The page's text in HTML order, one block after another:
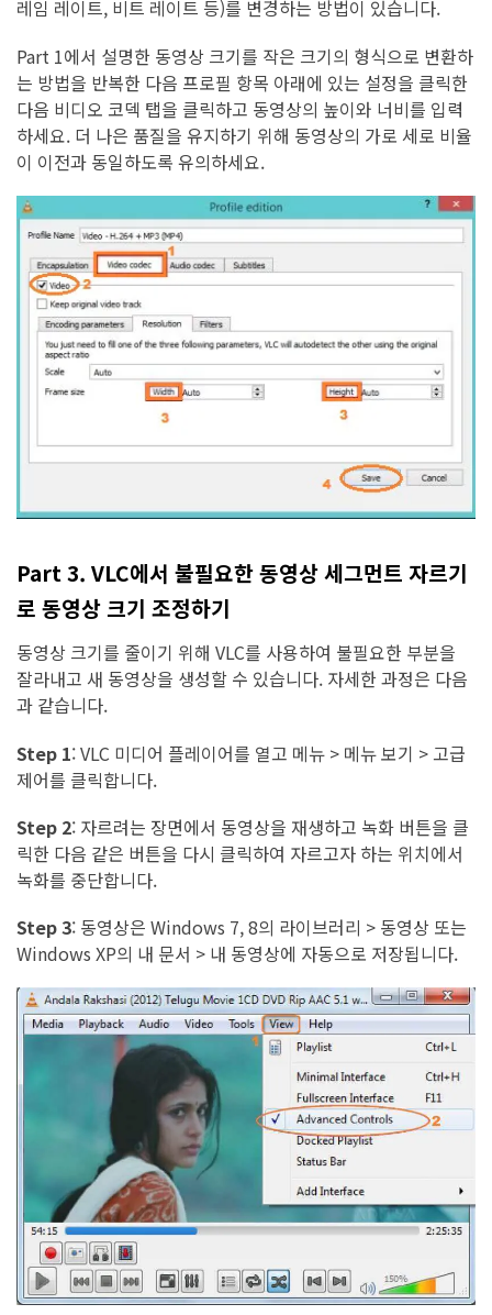
레임 레이트, 비트 레이트 등)를 변경하는 방법이 있습니다.
Part 1에서 설명한 동영상 크기를 작은 크기의 형식으로 변환하
는 방법을 반복한 다음 프로필 항목 아래에 있는 설정을 클릭한
다음 비디오 코덱 탭을 클릭하고 동영상의 높이와 너비를 입력
하세요. 더 나은 품질을 유지하기 위해 동영상의 가로 세로 비율
이 이전과 동일하도록 유의하세요.
Part 3. VLC에서 불필요한 동영상 세그먼트 자르기
로 동영상 크기 조정하기
동영상 크기를 줄이기 위해 VLC를 사용하여 불필요한 부분을
잘라내고 새 동영상을 생성할 수 있습니다. 자세한 과정은 다음
과 같습니다.
Step 1:VLC 미디어 플레이어를 열고 메뉴 > 메뉴 보기 > 고급
제어를 클릭합니다.
Step 2: 자르려는 장면에서 동영상을 재생하고 녹화 버튼을 클
릭한 다음 같은 버튼을 다시 클릭하여 자르고자 하는 위치에서
녹화를 중단합니다.
Step 3: 동영상은 Windows 7, 8의 라이브러리 > 동영상 또는
Windows XP의 내 문서 > 내 동영상에 자동으로 저장됩니다.